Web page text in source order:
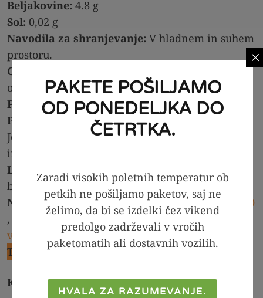
Beljakovine: 4.8 g
Sol: 0,02 g
Navodila za shranjevanje: V hladnem in suhem
prostoru.
Opozorila:
odvajalni učinek.
Poreklo:Proizvedeno v EU.
Proizvajalec:
PAJS BREZ OBRESTI d.o.o., Na
Jelovcu 4, 2354 Bresternica, Slovenija,
info@pajsbrezobresti.si
Lastnosti:
brez žit, brez škroba, brez oreščkov,
brez semen, brez dodanega sladkorja.
Načini prehranjevanja: Brez mlečnin, Fit
KETO
,
Low Carb, PALEO, vegansko,
vegetarijansko
Ta izdelek je kupilo že5 strank.
Kategorije: Darila, +1 gratis
PAKETE POŠILJAMO
OD PONEDELJKA DO
ČETRTKA.
Zaradi visokih poletnih temperatur ob
petkih ne pošiljamo paketov, saj ne
želimo, da bi se izdelki čez vikend
predolgo zadrževali v vročih
paketomatih ali dostavnih vozilih.
HVALA ZA RAZUMEVANJE.